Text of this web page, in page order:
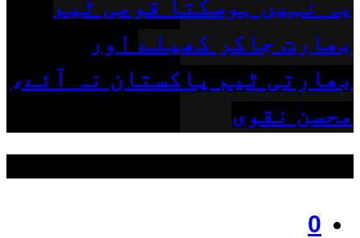
یہ نہیں ہوسکتا قومی ٹیم
بھارت جاکر کھیلے اور
بھارتی ٹیم پاکستان نہ آئے،
محسن نقوی
0